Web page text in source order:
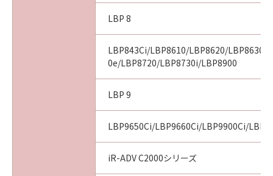
LBP 8
LBP843Ci/LBP8610/LBP8620/LBP8630/
0e/LBP8720/LBP8730i/LBP8900
LBP 9
LBP9650Ci/LBP9660Ci/LBP9900Ci/
iR-ADV C2000シリーズ